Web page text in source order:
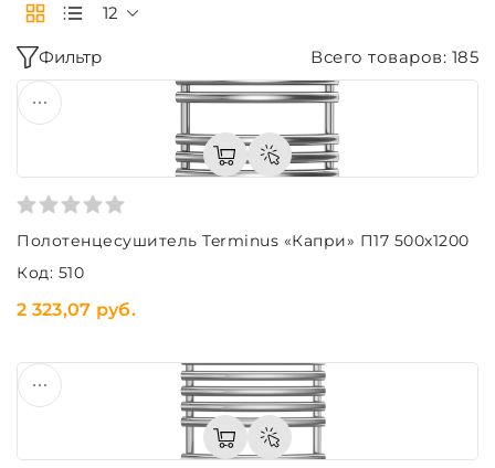
Фильтр Всего товаров: 185
12
Полотенцесушитель Terminus «Капри» П17 500х1200
Код: 510
2 323,07 руб.